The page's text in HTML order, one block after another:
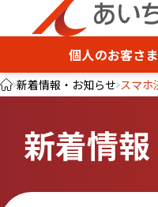
個人のお客さま
新着情報・お知らせ スマホ
新着情